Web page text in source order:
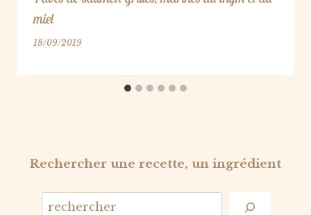
miel
18/09/2019
Rechercher une recette, un ingrédient